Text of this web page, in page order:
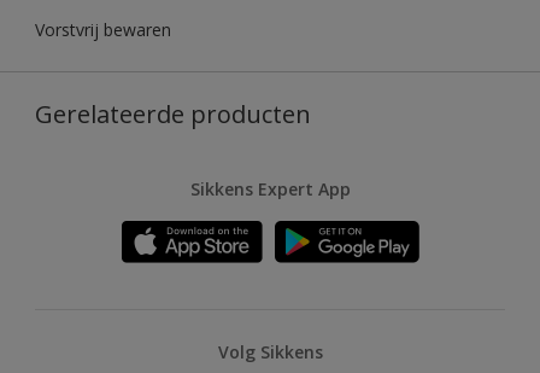
Vorstvrij bewaren
Gerelateerde producten
Sikkens Expert App
Volg Sikkens